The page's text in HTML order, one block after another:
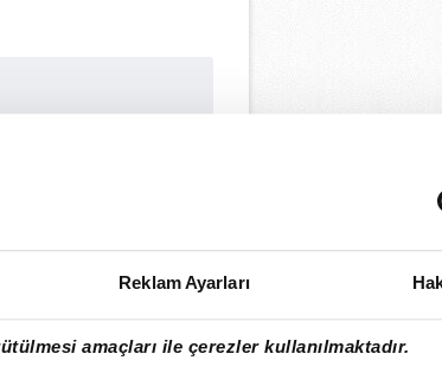
Reklam Ayarları
amaçları ile çerezler kullanılmaktadır.